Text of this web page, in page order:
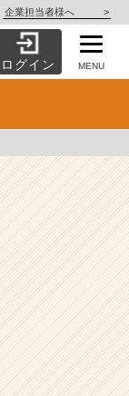
企業担当者様へ >
ログイン MENU